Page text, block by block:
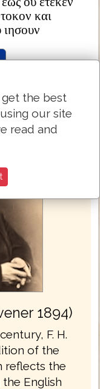
και
1894)
F. H.
of the
reflects the
English
the best
our site
read and